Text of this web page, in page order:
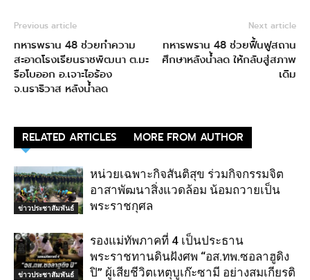
Previous article
ทหารพราน 48 ช่วยทำความ
สะอาดโรงเรียนราชพัฒนา ต.มะ
รือโบออก อ.เจาะไอร้อง
จ.นราธิวาส หลังน้ำลด
Next article
ทหารพราน 48 ช่วยฟื้นฟูสถาน
ศึกษาหลังน้ำลด ให้กลับสู่สภาพ
เดิม
RELATED ARTICLES MORE FROM AUTHOR
ข่าวประชาสัมพันธ์
หน่วยเฉพาะกิจสันติสุข ร่วมกิจกรรมจิต
อาสาพัฒนาสิ่งแวดล้อม น้อมถวายเป็น
พระราชกุศล
ข่าวประชาสัมพันธ์
รองแม่ทัพภาคที่ 4 เป็นประธาน
พระราชทานดินฝังศพ “อส.ทพ.ซอลาฮูดิง
ปิ” ผู้เสียชีวิตเหตุบูเก๊ะซามี อย่างสมเกียรติ